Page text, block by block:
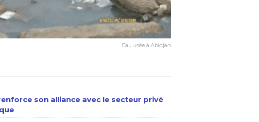
Eau usée à Abidjan
son alliance avec le secteur privé